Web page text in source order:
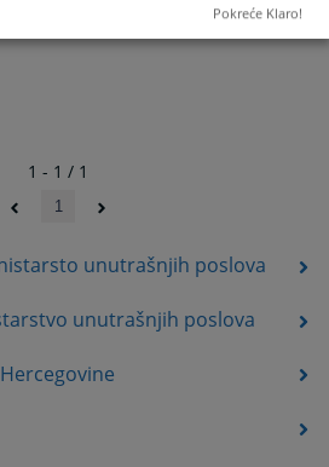
unutrašnjih poslova
unutrašnjih poslova
1 - 1 / 1
1
Pokreće Klaro!